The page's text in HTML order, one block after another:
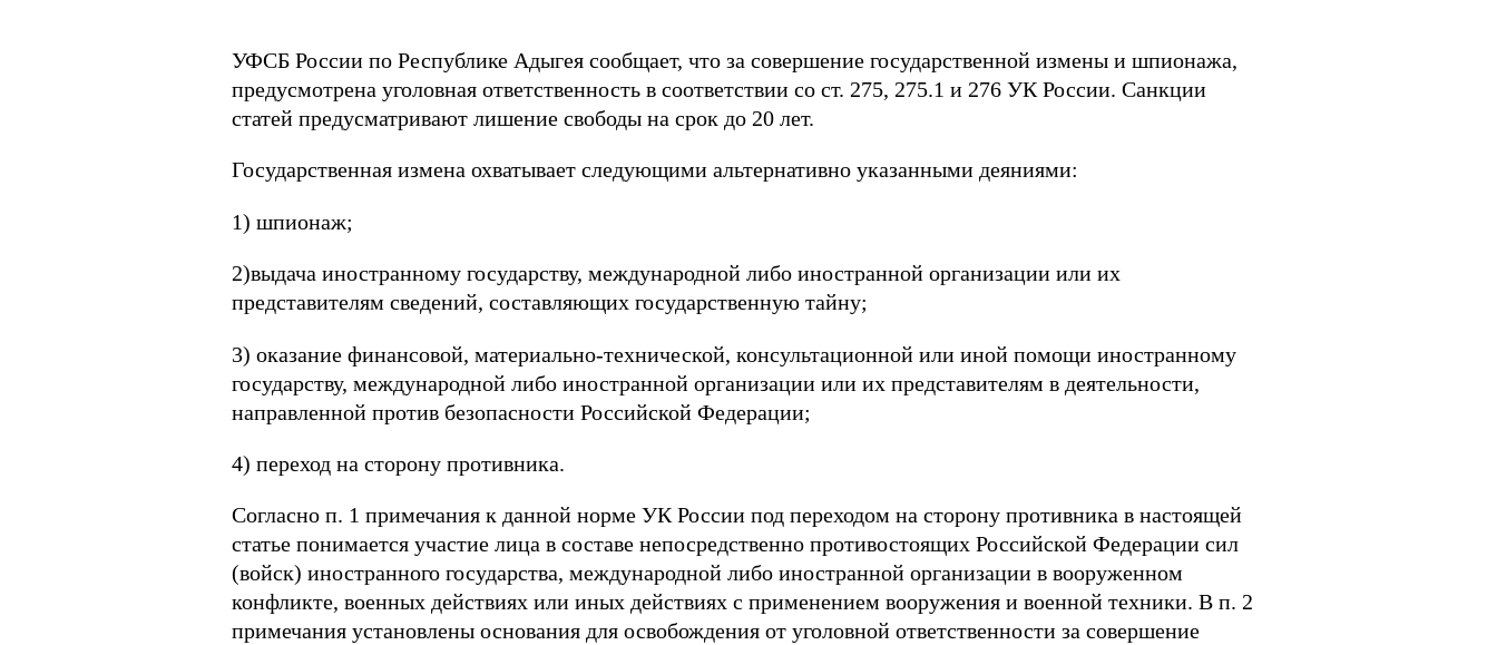
УФСБ России по Республике Адыгея сообщает, что за совершение государственной измены и шпионажа,
предусмотрена уголовная ответственность в соответствии со ст. 275, 275.1 и 276 УК России. Санкции
статей предусматривают лишение свободы на срок до 20 лет.
Государственная измена охватывает следующими альтернативно указанными деяниями:
1) шпионаж;
2)выдача иностранному государству, международной либо иностранной организации или их
представителям сведений, составляющих государственную тайну;
3) оказание финансовой, материально-технической, консультационной или иной помощи иностранному
государству, международной либо иностранной организации или их представителям в деятельности,
направленной против безопасности Российской Федерации;
4) переход на сторону противника.
Согласно п. 1 примечания к данной норме УК России под переходом на сторону противника в настоящей
статье понимается участие лица в составе непосредственно противостоящих Российской Федерации сил
(войск) иностранного государства, международной либо иностранной организации в вооруженном
конфликте, военных действиях или иных действиях с применением вооружения и военной техники. В п. 2
примечания установлены основания для освобождения от уголовной ответственности за совершение